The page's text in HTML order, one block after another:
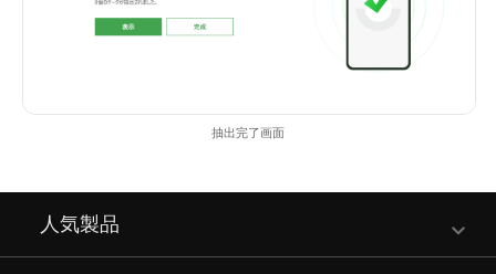
抽出完了画面
人気製品